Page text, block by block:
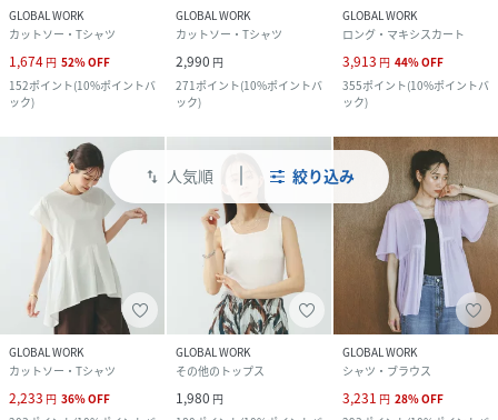
swap_vert 人気順 絞り込み
GLOBAL WORK
カットソー・Tシャツ
1,674 円 52%OFF
152ポイント(10%ポイントバ
ック)
GLOBAL WORK
カットソー・Tシャツ
2,990 円
271ポイント(10%ポイントバ
ック)
GLOBAL WORK
ロング・マキシスカート
3,913 円 44%OFF
355ポイント(10%ポイントバ
ック)
GLOBAL WORK
カットソー・Tシャツ
2,233 円 36%OFF
GLOBAL WORK
その他のトップス
1,980 円
GLOBAL WORK
シャツ・ブラウス
3,231 円 28%OFF